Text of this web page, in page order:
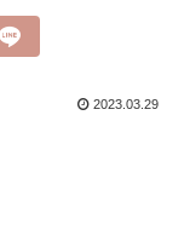
2023.03.29